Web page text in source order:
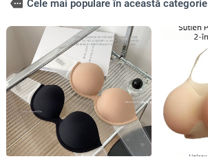
more Cele mai populare în această categorie